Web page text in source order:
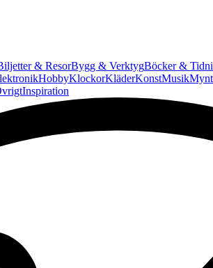
& ResorBygg & VerktygBöcker &
HobbyKlockorKläderKonstMusik
Inspiration